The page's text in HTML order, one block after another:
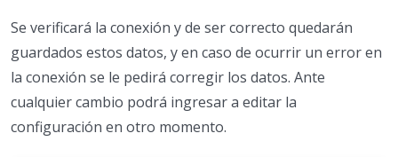
Se verificará la conexión y de ser correcto quedarán
guardados estos datos, y en caso de ocurrir un error en
la conexión se le pedirá corregir los datos. Ante
cualquier cambio podrá ingresar a editar la
configuración en otro momento.